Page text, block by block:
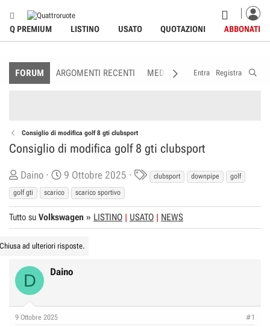
Q PREMIUM LISTINO USATO QUOTAZIONI ABBONATI
FORUM ARGOMENTI RECENTI MEDIA MEMBRI
Entra Registra
Consiglio di modifica golf 8 gti clubsport
Consiglio di modifica golf 8 gti clubsport
C
r
e
a
t
o
D
i
s
Daino
D
a
t
a
d
i
n
z
9 Ottobre 2025
T
g
s
clubsport downpipe
golf
golf gti
scarico scarico sportivo
Tutto su Volkswagen » LISTINO USATO NEWS
ad ulteriori risposte.
D Daino
9 Ottobre 2025 #1